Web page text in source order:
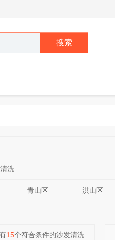
搜索
清洗
青山区 洪山区
15个符合条件的沙发清洗